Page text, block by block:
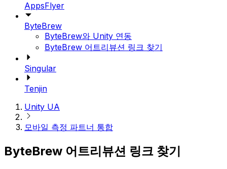
AppsFlyer
ByteBrew
ByteBrew와 Unity 연동
ByteBrew 어트리뷰션 링크 찾기
Singular
Tenjin
Unity UA
모바일 측정 파트너 통합
ByteBrew 어트리뷰션 링크 찾기